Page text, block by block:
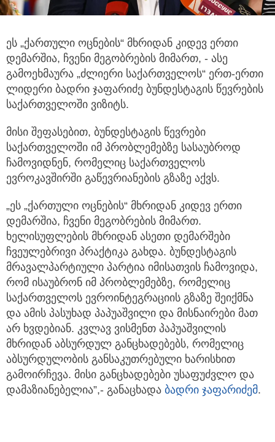
ეს „ქართული ოცნების“ მხრიდან კიდევ ერთი
დემარშია, ჩვენი მეგობრების მიმართ, - ასე
გამოეხმაურა „ძლიერი საქართველოს“ ერთ-ერთი
ლიდერი ბადრი ჯაფარიძე ბუნდესტაგის წევრების
საქართველოში ვიზიტს.
მისი შეფასებით, ბუნდესტაგის წევრები
საქართველოში იმ პრობლემებზე სასაუბროდ
ჩამოვიდნენ, რომელიც საქართველოს
ევროკავშირში გაწევრიანების გზაზე აქვს.
„ეს „ქართული ოცნების“ მხრიდან კიდევ ერთი
დემარშია, ჩვენი მეგობრების მიმართ.
ხელისუფლების მხრიდან ასეთი დემარშები
ჩვეულებრივი პრაქტიკა გახდა. ბუნდესტაგის
მრავალპარტიული პარტია იმისათვის ჩამოვიდა,
რომ ისაუბრონ იმ პრობლემებზე, რომელიც
საქართველოს ევროინტეგრაციის გზაზე შეიქმნა
და ამის პასუხად პაპუაშვილი და მისნაირები მათ
არ ხვდებიან. კვლავ ვისმენთ პაპუაშვილის
მხრიდან აბსურდულ განცხადებებს, რომელიც
აბსურდულობის განსაკუთრებული ხარისხით
გამოირჩევა. მისი განცხადებები უსაფუძვლო და
დამაზიანებელია”,- განაცხადა ბადრი ჯაფარიძემ.